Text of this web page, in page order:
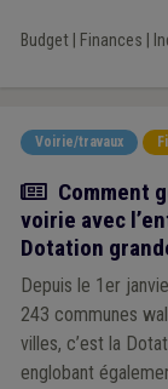
Budget| Finances
Voirie/travaux
Article
Comment
voirie avec
Dotation
Depuis le 1er
243 communes
villes, c’est la
englobant